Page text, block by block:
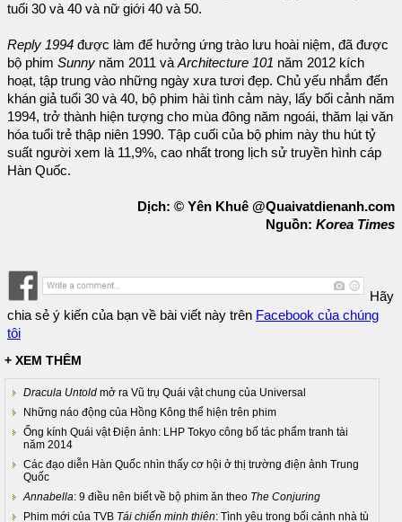
tuổi 30 và 40 và nữ giới 40 và 50.
Reply 1994 được làm để hưởng ứng trào lưu hoài niệm, đã được
bộ phim Sunny năm 2011 vàArchitecture 101 năm 2012 kích
hoạt, tập trung vào những ngày xưa tươi đẹp. Chủ yếu nhắm đến
khán giả tuổi 30 và 40, bộ phim hài tình cảm này, lấy bối cảnh năm
1994, trở thành hiện tượng cho mùa đông năm ngoái, thăm lại văn
hóa tuổi trẻ thập niên 1990. Tập cuối của bộ phim này thu hút tỷ
suất người xem là 11,9%, cao nhất trong lịch sử truyền hình cáp
Hàn Quốc.
Dịch: © Yên Khuê @Quaivatdienanh.com
Nguồn: Korea Times
Hãy
chia sẻ ý kiến của bạn về bài viết này trên Facebook của chúng
tôi
+ XEM THÊM
Dracula Untold mở ra Vũ trụ Quái vật chung của Universal
Những náo động của Hồng Kông thể hiện trên phim
Ống kính Quái vật Điện ảnh: LHP Tokyo công bố tác phẩm tranh tài
năm 2014
Các đạo diễn Hàn Quốc nhìn thấy cơ hội ở thị trường điện ảnh Trung
Quốc
Annabella: 9 điều nên biết về bộ phim ăn theo The Conjuring
Phim mới của TVB Tái chiến minh thiên: Tình yêu trong bối cảnh nhà tù